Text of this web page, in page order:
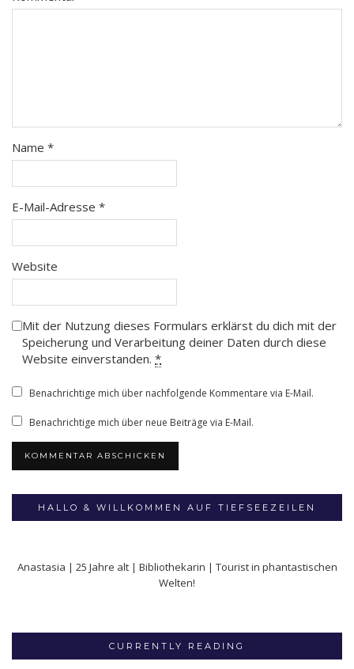
Name *
E-Mail-Adresse *
Website
Mit der Nutzung dieses Formulars erklärst du dich mit der
Speicherung und Verarbeitung deiner Daten durch diese
Website einverstanden. *
Benachrichtige mich über nachfolgende Kommentare via E-Mail.
Benachrichtige mich über neue Beiträge via E-Mail.
HALLO & WILLKOMMEN AUF TIEFSEEZEILEN
Anastasia | 25 Jahre alt | Bibliothekarin | Tourist in phantastischen
Welten!
CURRENTLY READING